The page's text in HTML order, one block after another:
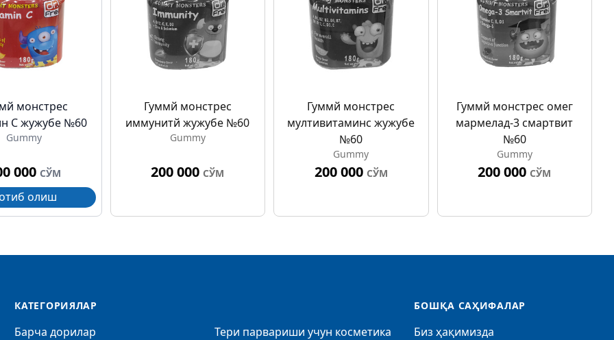
монстрес
C жужубе №60
Gummy
000 СЎМ
олиш
Гуммй монстрес
иммунитй жужубе №60
Gummy
200 000 СЎМ
Гуммй монстрес
мултивитаминс жужубе
№60
Gummy
200 000 СЎМ
Гуммй монстрес омег
мармелад-3 смартвит
№60
Gummy
200 000 СЎМ
КАТЕГОРИЯЛАР
Барча дорилар
Тери парвариши учун косметика
БОШҚА САҲИФАЛАР
Биз ҳақимизда